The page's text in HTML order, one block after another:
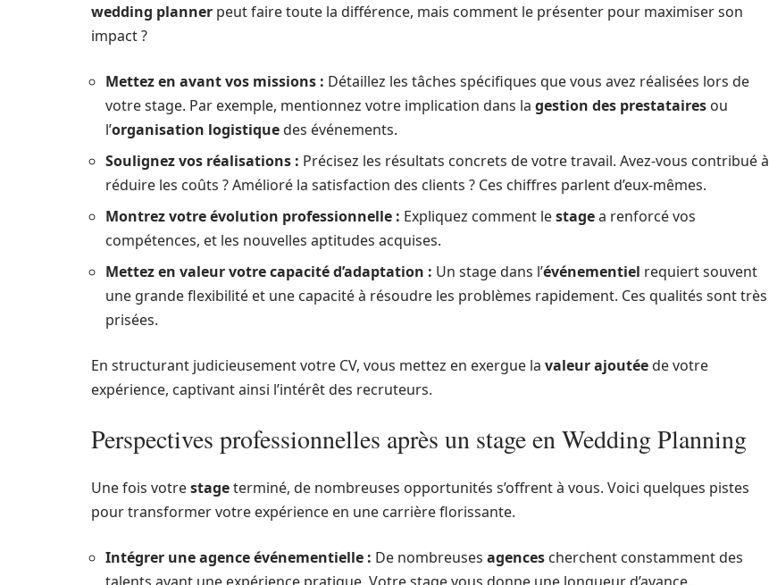
wedding planner peut faire toute la différence, mais comment le présenter pour maximiser son
impact ?
Mettez en avant vos missions : Détaillez les tâches spécifiques que vous avez réalisées lors de
votre stage. Par exemple, mentionnez votre implication dans la gestion des prestataires ou
l’organisation logistiquedes événements.
Soulignez vos réalisations : Précisez les résultats concrets de votre travail. Avez-vous contribué à
réduire les coûts ? Amélioré la satisfaction des clients ? Ces chiffres parlent d’eux-mêmes.
Montrez votre évolution professionnelle : Expliquez comment lestagea renforcé vos
compétences, et les nouvelles aptitudes acquises.
Mettez en valeur votre capacité d’adaptation : Un stage dans l’événementiel requiert souvent
une grande flexibilité et une capacité à résoudre les problèmes rapidement. Ces qualités sont très
prisées.
En structurant judicieusement votre CV, vous mettez en exergue la valeur ajoutéede votre
expérience, captivant ainsi l’intérêt des recruteurs.
Perspectives professionnelles après un stage en Wedding Planning
Une fois votrestageterminé, de nombreuses opportunités s’offrent à vous. Voici quelques pistes
pour transformer votre expérience en une carrière florissante.
Intégrer une agence événementielle : De nombreuses agences cherchent constamment des